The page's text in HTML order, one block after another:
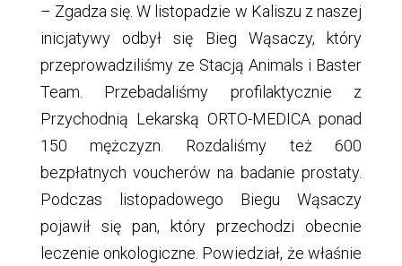
– Zgadza się. W listopadzie w Kaliszu z naszej
inicjatywy odbył się Bieg Wąsaczy, który
przeprowadziliśmy ze Stacją Animals i Baster
Team. Przebadaliśmy profilaktycznie z
Przychodnią Lekarską ORTO-MEDICA ponad
150 mężczyzn. Rozdaliśmy też 600
bezpłatnych voucherów na badanie prostaty.
Podczas listopadowego Biegu Wąsaczy
pojawił się pan, który przechodzi obecnie
leczenie onkologiczne. Powiedział, że właśnie